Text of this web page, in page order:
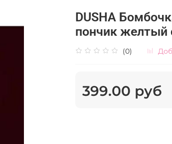
DUSHA
пончик желтый
(0)
399.00 руб